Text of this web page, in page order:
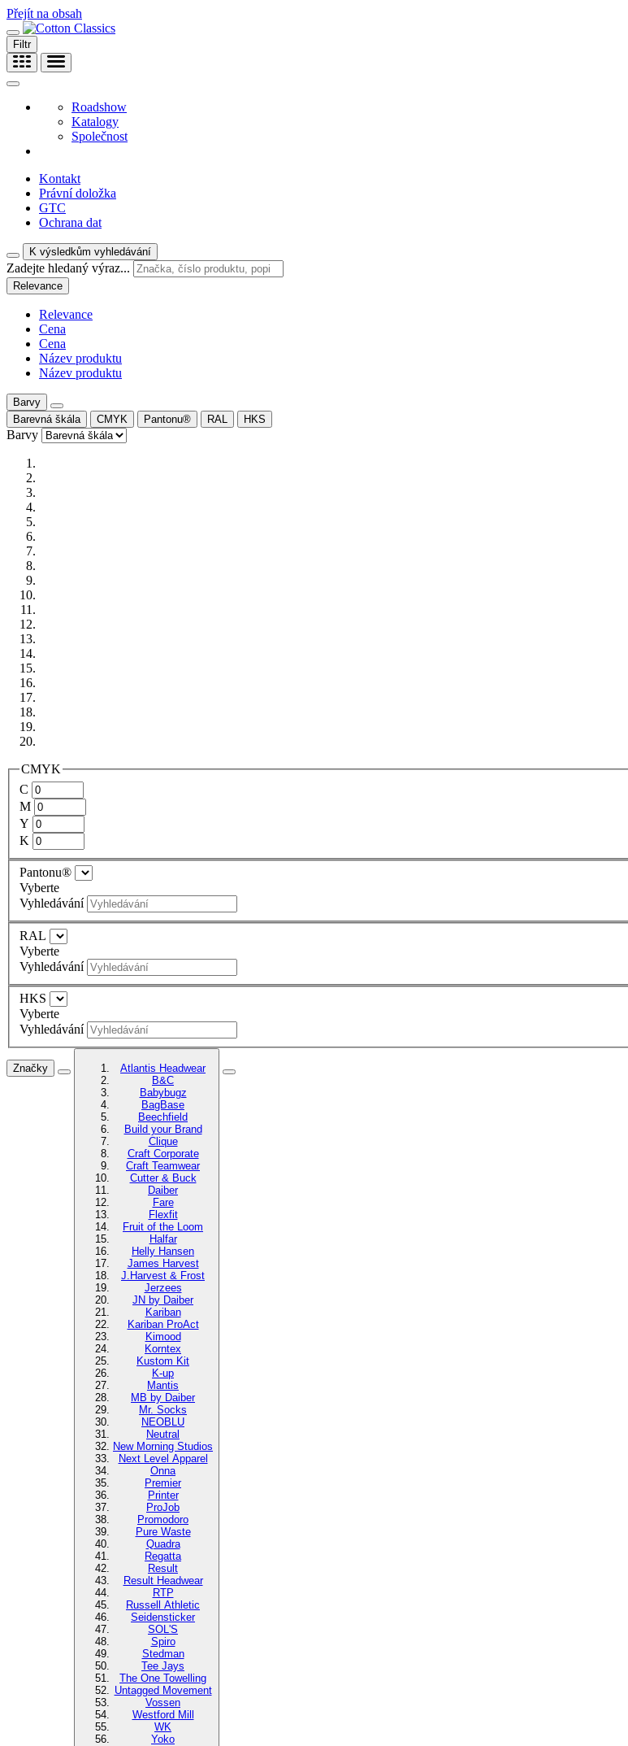
Přejít na obsah
Filtr
Roadshow
Katalogy
Společnost
Kontakt
Právní doložka
GTC
Ochrana dat
K výsledkům vyhledávání
Zadejte hledaný výraz...
Relevance
Relevance
Cena
Cena
Název produktu
Název produktu
Barvy
Barevná škála
CMYK Pantonu® RAL HKS
Barvy
CMYK
C
M
Y
K
Pantonu®
Vyberte
Vyhledávání
RAL
Vyberte
Vyhledávání
HKS
Vyberte
Vyhledávání
Značky
Atlantis Headwear
B&C
Babybugz
BagBase
Beechfield
Build your Brand
Clique
Craft Corporate
Craft Teamwear
Cutter & Buck
Daiber
Fare
Flexfit
Fruit of the Loom
Halfar
Helly Hansen
James Harvest
J.Harvest & Frost
Jerzees
JN by Daiber
Kariban
Kariban ProAct
Kimood
Korntex
Kustom Kit
K-up
Mantis
MB by Daiber
Mr. Socks
NEOBLU
Neutral
New Morning Studios
Next Level Apparel
Onna
Premier
Printer
ProJob
Promodoro
Pure Waste
Quadra
Regatta
Result
Result Headwear
RTP
Russell Athletic
Seidensticker
SOL'S
Spiro
Stedman
Tee Jays
The One Towelling
Untagged Movement
Vossen
Westford Mill
WK
Yoko